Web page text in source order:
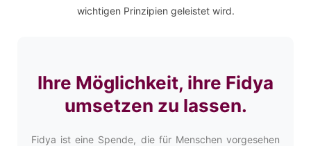
wichtigen Prinzipien geleistet wird.
Ihre Möglichkeit, ihre Fidya
umsetzen zu lassen.
Fidya ist eine Spende, die für Menschen vorgesehen